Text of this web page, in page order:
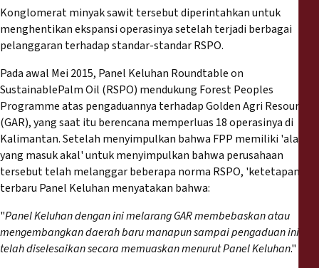
Legal Submissions
Declarations
Annual Reports
Konglomerat minyak sawit tersebut diperintahkan untuk
menghentikan ekspansi operasinya setelah terjadi berbagai
pelanggaran terhadap standar-standar RSPO.
Pada awal Mei 2015, Panel Keluhan Roundtable on
SustainablePalm Oil (RSPO) mendukung Forest Peoples
Programme atas pengaduannya terhadap Golden Agri Resources
(GAR), yang saat itu berencana memperluas 18 operasinya di
Kalimantan. Setelah menyimpulkan bahwa FPP memiliki 'alasan
yang masuk akal' untuk menyimpulkan bahwa perusahaan
tersebut telah melanggar beberapa norma RSPO, 'ketetapan'
terbaru Panel Keluhan menyatakan bahwa:
"Panel Keluhan dengan ini melarang GAR membebaskan atau
mengembangkan daerah baru manapun sampai pengaduan ini
telah diselesaikan secara memuaskan menurut Panel Keluhan."